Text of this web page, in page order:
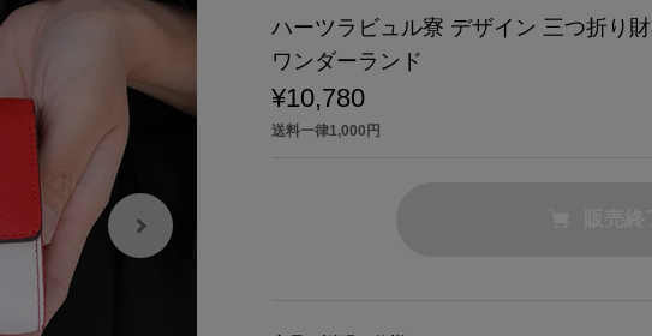
ハーツラビュル寮 デザイン 三つ折り
ワンダーランド
¥10,780
送料一律1,000円